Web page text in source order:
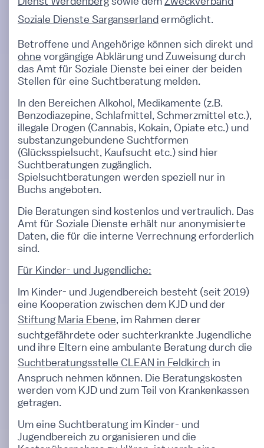
Soziale Dienste Sarganserlandermöglicht.
Betroffene und Angehörige können sich direkt und
ohne vorgängige Abklärung und Zuweisung durch
das Amt für Soziale Dienste bei einer der beiden
Stellen für eine Suchtberatung melden.
In den Bereichen Alkohol, Medikamente (z.B.
Benzodiazepine, Schlafmittel, Schmerzmittel etc.),
illegale Drogen (Cannabis, Kokain, Opiate etc.) und
substanzungebundene Suchtformen
(Glücksspielsucht, Kaufsucht etc.) sind hier
Suchtberatungen zugänglich.
Spielsuchtberatungen werden speziell nur in
Buchs angeboten.
Die Beratungen sind kostenlos und vertraulich. Das
Amt für Soziale Dienste erhält nur anonymisierte
Daten, die für die interne Verrechnung erforderlich
sind.
Für Kinder- und Jugendliche:
Im Kinder- und Jugendbereich besteht (seit 2019)
eine Kooperation zwischen dem KJD und der
Stiftung Maria Ebene, im Rahmen derer
suchtgefährdete oder suchterkrankte Jugendliche
und ihre Eltern eine ambulante Beratung durch die
Suchtberatungsstelle CLEAN in Feldkirch in
Anspruch nehmen können. Die Beratungskosten
werden vom KJD und zum Teil von Krankenkassen
getragen.
Um eine Suchtberatung im Kinder- und
Jugendbereich zu organisieren und die